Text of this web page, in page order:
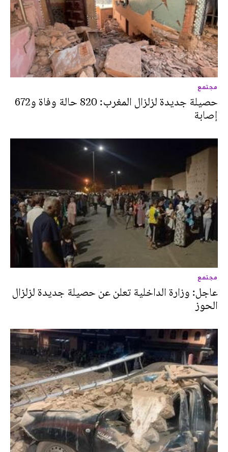
مجتمع
حصيلة جديدة لزلزال المغرب: 820 حالة وفاة و672
إصابة
مجتمع
عاجل: وزارة الداخلية تعلن عن حصيلة جديدة لزلزال
الحوز